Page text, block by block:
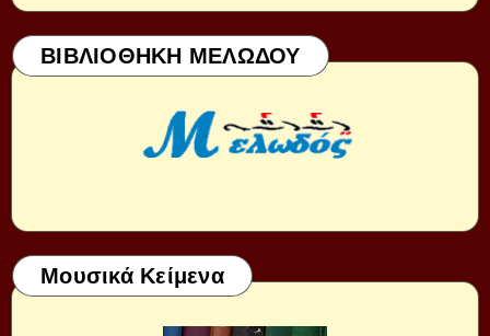
ΒΙΒΛΙΟΘΗΚΗ ΜΕΛΩΔΟΥ
Μουσικά Κείμενα